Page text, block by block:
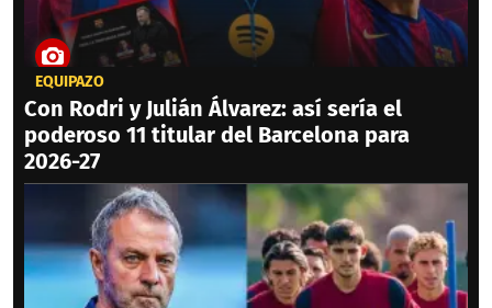
EQUIPAZO
Con Rodri y Julián Álvarez: así sería el
poderoso 11 titular del Barcelona para
2026-27